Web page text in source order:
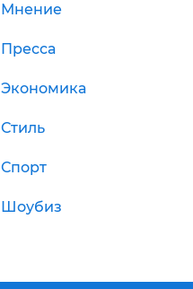
Мнение
Пресса
Экономика
Стиль
Спорт
Шоубиз